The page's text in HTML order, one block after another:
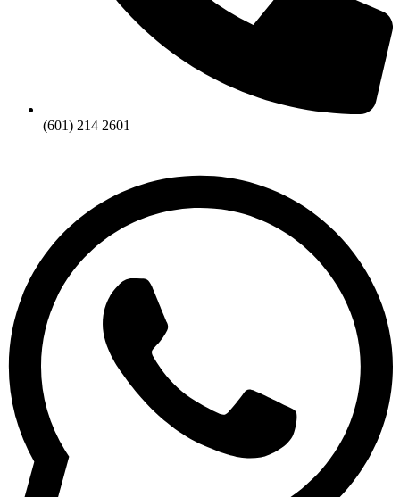
(601) 214 2601